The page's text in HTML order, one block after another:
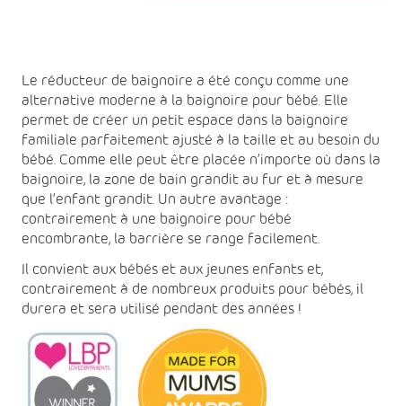
BabyDam
-
pour
Bébé
Le réducteur de baignoire a été conçu comme une
alternative moderne à la baignoire pour bébé. Elle
permet de créer un petit espace dans la baignoire
familiale parfaitement ajusté à la taille et au besoin du
bébé. Comme elle peut être placée n’importe où dans la
baignoire, la zone de bain grandit au fur et à mesure
que l’enfant grandit. Un autre avantage :
contrairement à une baignoire pour bébé
encombrante, la barrière se range facilement.
Il convient aux bébés et aux jeunes enfants et,
contrairement à de nombreux produits pour bébés, il
durera et sera utilisé pendant des années !